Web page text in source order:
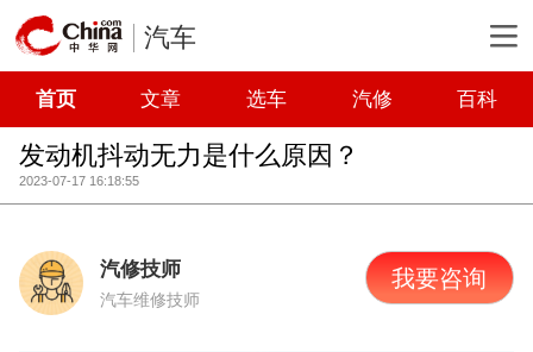
汽车
首页 文章 选车 汽修 百科
发动机抖动无力是什么原因？
2023-07-17 16:18:55
汽修技师
汽车维修技师
我要咨询